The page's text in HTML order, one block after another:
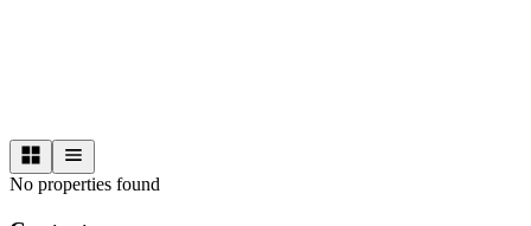
No properties found